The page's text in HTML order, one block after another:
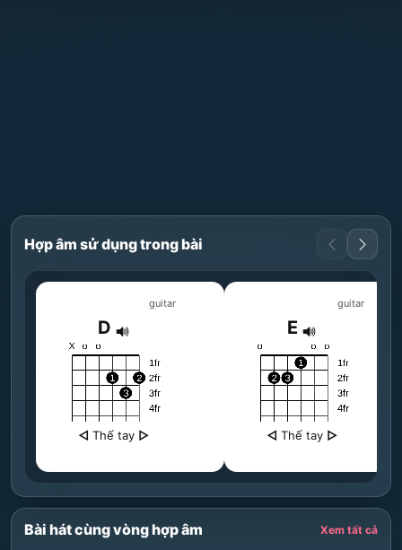
Hợp âm sử dụng trong bài
guitar
D
◁ Thế tay ▷
guitar
E
◁ Thế tay ▷
Bài hát cùng vòng hợp âm Xem tất cả